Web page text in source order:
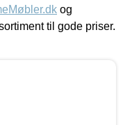
og
til gode priser.